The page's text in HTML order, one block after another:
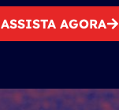
ASSISTA AGORA